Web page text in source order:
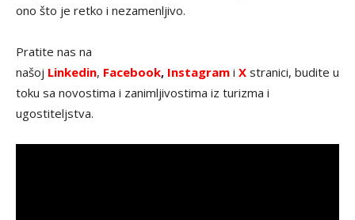
ono što je retko i nezamenljivo.
Pratite nas na
našoj Linkedin, Facebook, Instagram i X stranici, budite u
toku sa novostima i zanimljivostima iz turizma i
ugostiteljstva.